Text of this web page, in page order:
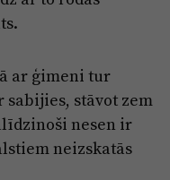
politika
kodekss
noteikumi
ar ģimeni tur
sabijies, stāvot zem
nesen ir
neizskatās